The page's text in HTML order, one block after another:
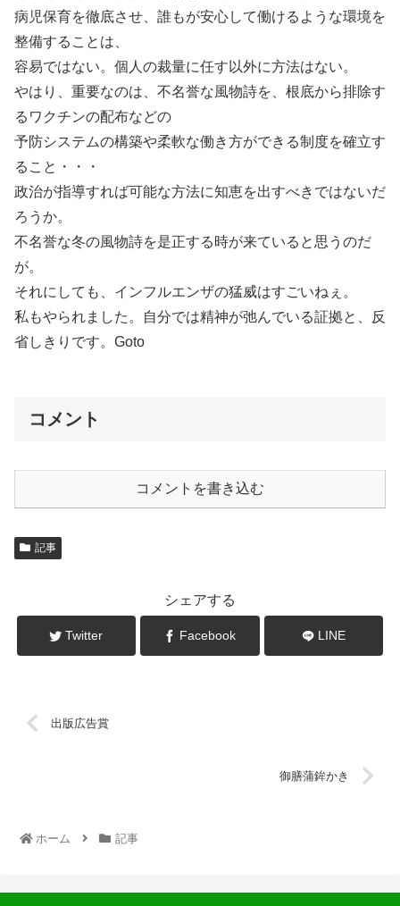
病児保育を徹底させ、誰もが安心して働けるような環境を
整備することは、
容易ではない。個人の裁量に任す以外に方法はない。
やはり、重要なのは、不名誉な風物詩を、根底から排除す
るワクチンの配布などの
予防システムの構築や柔軟な働き方ができる制度を確立す
ること・・・
政治が指導すれば可能な方法に知恵を出すべきではないだ
ろうか。
不名誉な冬の風物詩を是正する時が来ていると思うのだ
が。
それにしても、インフルエンザの猛威はすごいねぇ。
私もやられました。自分では精神が弛んでいる証拠と、反
省しきりです。Goto
コメント
コメントを書き込む
記事
シェアする
Twitter Facebook LINE
出版広告賞
御膳蒲鉾かき
ホーム 記事